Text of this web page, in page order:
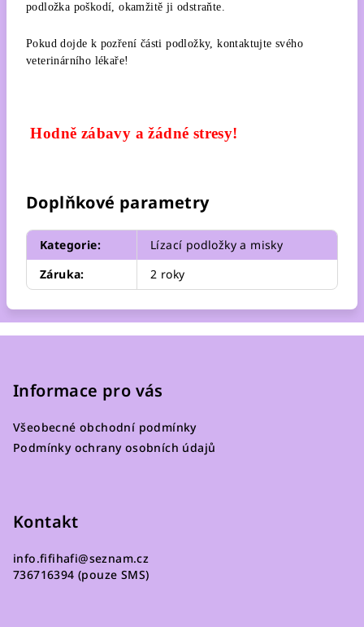
podložka poškodí, okamžitě ji odstraňte.
Pokud dojde k pozření části podložky, kontaktujte svého
veterinárního lékaře!
Hodně zábavy a žádné stresy!
Doplňkové parametry
Kategorie:
Lízací podložky a misky
Záruka: 2 roky
Informace pro vás
Všeobecné obchodní podmínky
Podmínky ochrany osobních údajů
Kontakt
info.fifihafi@seznam.cz
736716394 (pouze SMS)